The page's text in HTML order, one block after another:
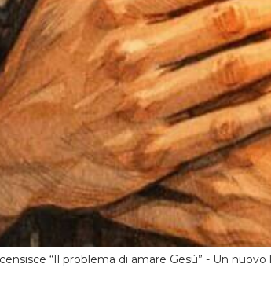
“Il problema di amare Gesù” - Un